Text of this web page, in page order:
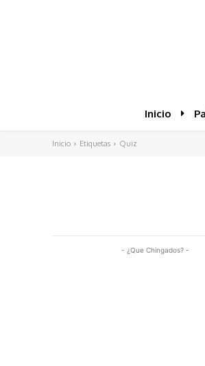
Inicio
Inicio Etiquetas Quiz
- ¿Que Chingados? -